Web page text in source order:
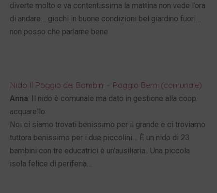
diverte molto e va contentissima la mattina non vede l’ora
di andare… giochi in buone condizioni bel giardino fuori…
non posso che parlarne bene
Nido Il Poggio dei Bambini – Poggio Berni (comunale)
Anna: Il nido è comunale ma dato in gestione alla coop.
acquarello.
Noi ci siamo trovati benissimo per il grande e ci troviamo
tuttora benissimo per i due piccolini… È un nido di 23
bambini con tre educatrici è un’ausiliaria.. Una piccola
isola felice di periferia…